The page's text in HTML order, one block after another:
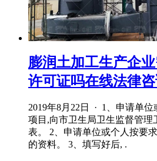
膨润土加工生产企
许可证吗在线法律咨
2019年8月22日 · 1、申请单
项目,向市卫生局卫生监督管理
表。 2、申请单位或个人按要
的资料。 3、填写好后, .